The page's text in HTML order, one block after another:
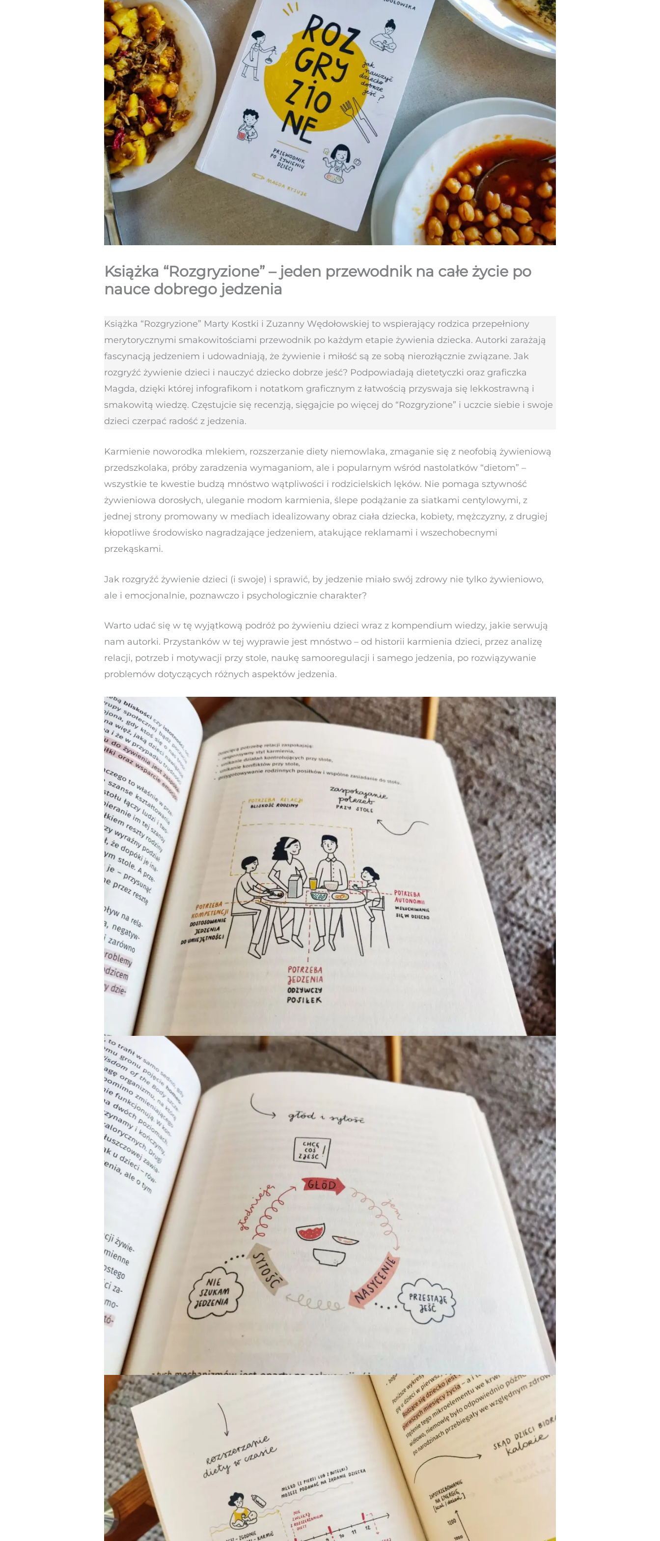
Książka “Rozgryzione” – jeden przewodnik na całe życie po
nauce dobrego jedzenia
Książka “Rozgryzione” Marty Kostki i Zuzanny Wędołowskiej to wspierający rodzica przepełniony
merytorycznymi smakowitościami przewodnik po każdym etapie żywienia dziecka. Autorki zarażają
fascynacją jedzeniem i udowadniają, że żywienie i miłość są ze sobą nierozłącznie związane. Jak
rozgryźć żywienie dzieci i nauczyć dziecko dobrze jeść? Podpowiadają dietetyczki oraz graficzka
Magda, dzięki której infografikom i notatkom graficznym z łatwością przyswaja się lekkostrawną i
smakowitą wiedzę. Częstujcie się recenzją, sięgajcie po więcej do “Rozgryzione” i uczcie siebie i swoje
dzieci czerpać radość z jedzenia.
Karmienie noworodka mlekiem, rozszerzanie diety niemowlaka, zmaganie się z neofobią żywieniową
przedszkolaka, próby zaradzenia wymaganiom, ale i popularnym wśród nastolatków “dietom” –
wszystkie te kwestie budzą mnóstwo wątpliwości i rodzicielskich lęków. Nie pomaga sztywność
żywieniowa dorosłych, uleganie modom karmienia, ślepe podążanie za siatkami centylowymi, z
jednej strony promowany w mediach idealizowany obraz ciała dziecka, kobiety, mężczyzny, z drugiej
kłopotliwe środowisko nagradzające jedzeniem, atakujące reklamami i wszechobecnymi
przekąskami.
Jak rozgryźć żywienie dzieci (i swoje) i sprawić, by jedzenie miało swój zdrowy nie tylko żywieniowo,
ale i emocjonalnie, poznawczo i psychologicznie charakter?
Warto udać się w tę wyjątkową podróż po żywieniu dzieci wraz z kompendium wiedzy, jakie serwują
nam autorki. Przystanków w tej wyprawie jest mnóstwo – od historii karmienia dzieci, przez analizę
relacji, potrzeb i motywacji przy stole, naukę samooregulacji i samego jedzenia, po rozwiązywanie
problemów dotyczących różnych aspektów jedzenia.